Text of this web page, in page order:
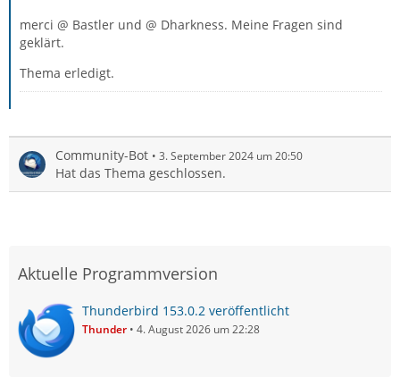
merci @ Bastler und @ Dharkness. Meine Fragen sind
geklärt.
Thema erledigt.
Community-Bot 3. September 2024 um 20:50
Hat das Thema geschlossen.
Aktuelle Programmversion
Thunderbird 153.0.2 veröffentlicht
Thunder 4. August 2026 um 22:28